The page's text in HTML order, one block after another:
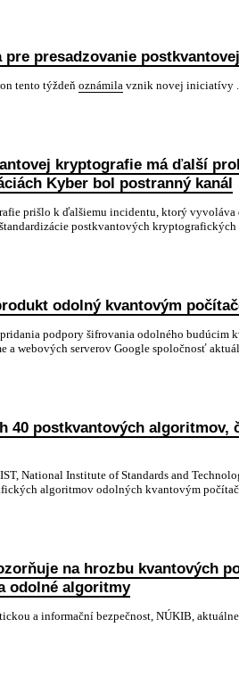
presadzovanie
tento týždeň oznámila vznik novej iniciatívy
kryptografie má ďalší
Kyber bol postranný kanál
prišlo k ďalšiemu incidentu, ktorý
postkvantových kryptografických
odolný kvantovým
podpory šifrovania odolného budúcim
a webových serverov Google spoločnosť
40 postkvantových algoritmov,
National Institute of Standards and
algoritmov odolných kvantovým
na hrozbu kvantových
odolné algoritmy
a informační bezpečnost, NÚKIB, aktuálne